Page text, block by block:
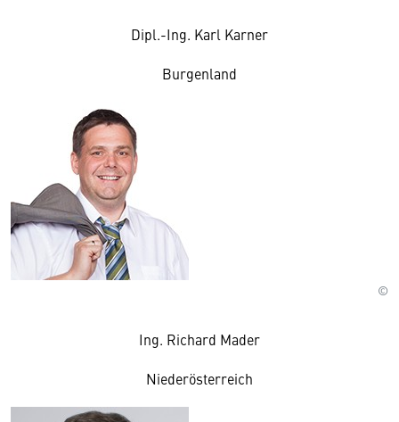
Dipl.-Ing. Karl Karner
Burgenland
©
Ing. Richard Mader
Niederösterreich